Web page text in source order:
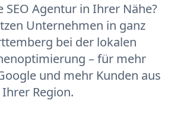
SEO Agentur in Ihrer Nähe?
Unternehmen in ganz
bei der lokalen
– für mehr
und mehr Kunden aus
Ihrer Region.